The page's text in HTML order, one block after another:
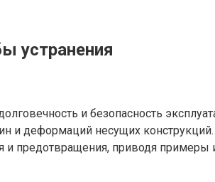
устранения
и безопасность
и деформаций несущих конструкций.
и предотвращения, приводя примеры